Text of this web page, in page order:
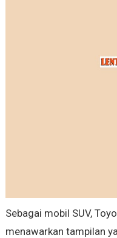
Sebagai mobil SUV,
menawarkan tampilan